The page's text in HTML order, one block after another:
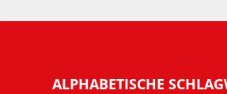
ALPHABETISCHE